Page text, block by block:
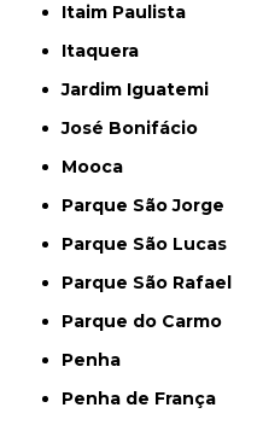
Itaim Paulista
Itaquera
Jardim Iguatemi
José Bonifácio
Mooca
Parque São Jorge
Parque São Lucas
Parque São Rafael
Parque do Carmo
Penha
Penha de França